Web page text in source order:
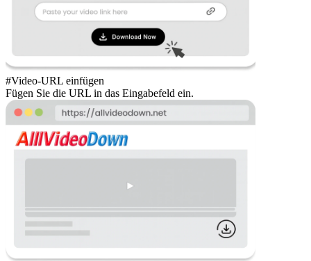
#Video-URL einfügen
Fügen Sie die URL in das Eingabefeld ein.